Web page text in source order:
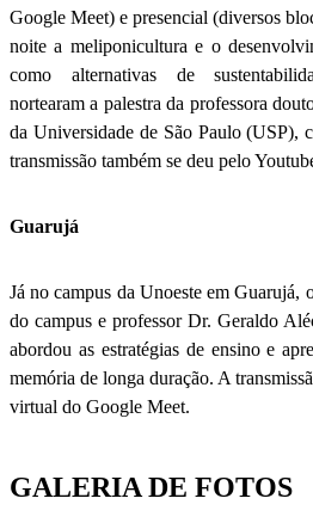
Google Meet) e presencial (diversos
noite a meliponicultura e o
como alternativas de
nortearam a palestra da professora
da Universidade de São Paulo (USP),
transmissão também se deu pelo
Guarujá
Já no campus da Unoeste em Guarujá,
do campus e professor Dr. Geraldo
abordou as estratégias de ensino e
memória de longa duração. A
virtual do Google Meet.
GALERIA DE FOTOS